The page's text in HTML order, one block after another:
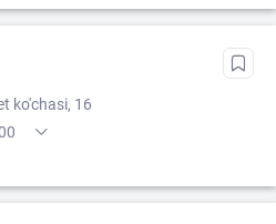
ko'chasi, 16